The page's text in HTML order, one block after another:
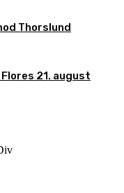
Thorslund
21. august